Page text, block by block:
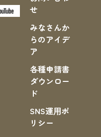
せ
みなさんか
らのアイデ
ア
各種申請書
ダウンロー
ド
SNS運⽤ポ
リシー